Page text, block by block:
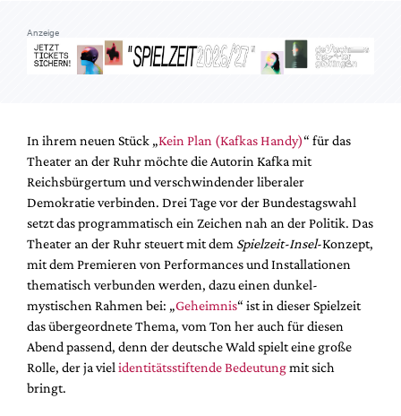
Suche
Anzeige
In ihrem neuen Stück „Kein Plan (Kafkas Handy)“ für das
Theater an der Ruhr möchte die Autorin Kafka mit
Reichsbürgertum und verschwindender liberaler
Demokratie verbinden. Drei Tage vor der Bundestagswahl
setzt das programmatisch ein Zeichen nah an der Politik. Das
Theater an der Ruhr steuert mit dem Spielzeit-Insel-Konzept,
mit dem Premieren von Performances und Installationen
thematisch verbunden werden, dazu einen dunkel-
mystischen Rahmen bei: „Geheimnis“ ist in dieser Spielzeit
das übergeordnete Thema, vom Ton her auch für diesen
Abend passend, denn der deutsche Wald spielt eine große
Rolle, der ja viel identitätsstiftende Bedeutungmit sich
bringt.